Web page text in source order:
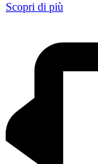
Scopri di più